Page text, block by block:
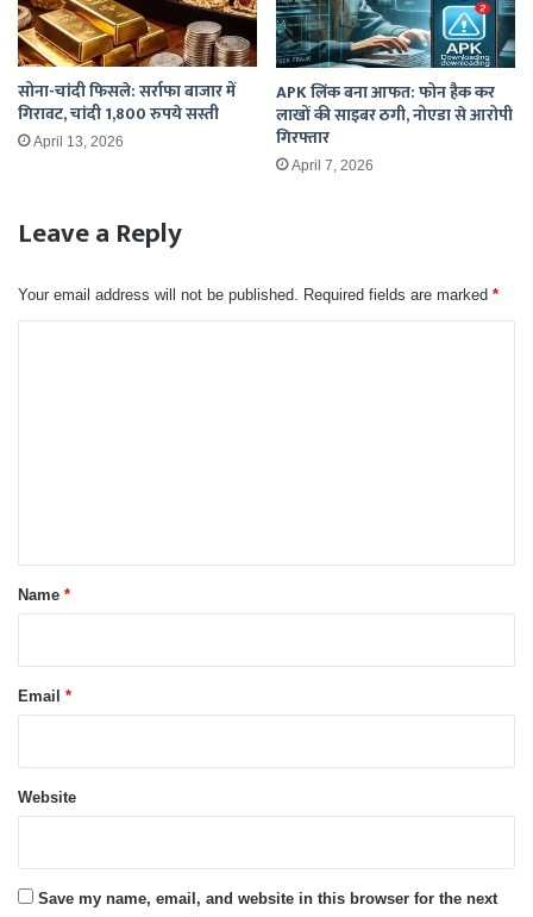
सोना-चांदी फिसले: सर्राफा बाजार में
गिरावट, चांदी 1,800 रुपये सस्ती
April 13, 2026
APK लिंक बना आफत: फोन हैक कर
लाखों की साइबर ठगी, नोएडा से आरोपी
गिरफ्तार
April 7, 2026
Leave a Reply
Your email address will not be published. Required fields are marked *
*
Name *
Email *
Website
Save my name, email, and website in this browser for the next